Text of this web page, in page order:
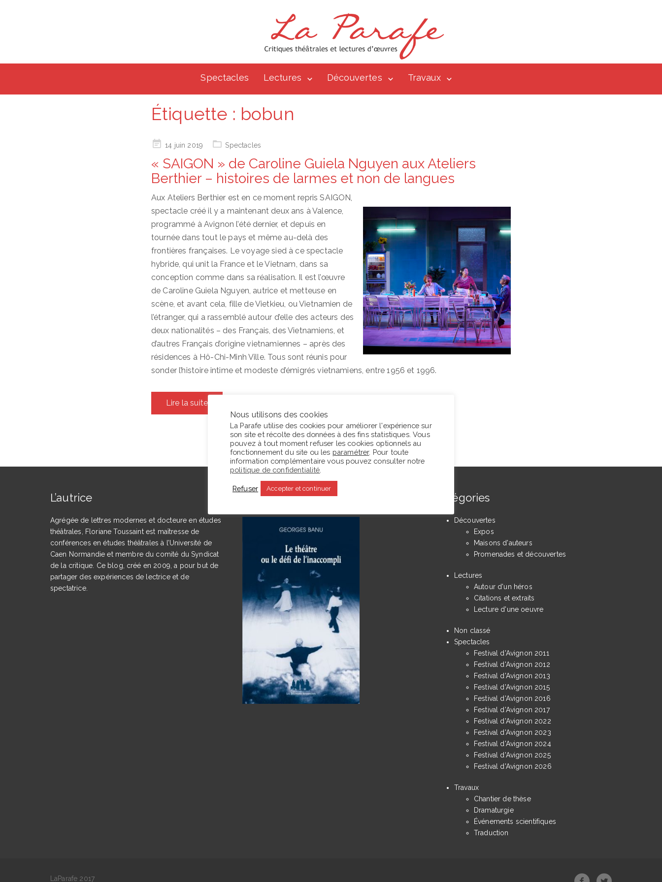
Spectacles Lectures Découvertes Travaux
Étiquette : bobun
Posted14 juin 2019 Spectacles
« SAIGON » de Caroline Guiela Nguyen aux Ateliers
Berthier – histoires de larmes et non de langues
Aux Ateliers Berthier est en ce moment repris SAIGON,
spectacle créé il y a maintenant deux ans à Valence,
programmé à Avignon l’été dernier, et depuis en
tournée dans tout le pays et même au-delà des
frontières françaises. Le voyage sied à ce spectacle
hybride, qui unit la France et le Vietnam, dans sa
conception comme dans sa réalisation. Il est l’œuvre
de Caroline Guiela Nguyen, autrice et metteuse en
scène, et avant cela, fille de Vietkieu, ou Vietnamien de
l’étranger, qui a rassemblé autour d’elle des acteurs des
deux nationalités – des Français, des Vietnamiens, et
d’autres Français d’origine vietnamiennes – après des
résidences à Hô-Chi-Minh Ville. Tous sont réunis pour
sonder l’histoire intime et modeste d’émigrés vietnamiens, entre 1956 et 1996.
Lire la suite
L’autrice
Agrégée de lettres modernes et docteure en études
théâtrales, Floriane Toussaint est maîtresse de
conférences en études théâtrales à l’Université de
Caen Normandie et membre du comité du Syndicat
de la critique. Ce blog, créé en 2009, a pour but de
partager des expériences de lectrice et de
spectatrice.
En ce moment La Parafe lit : Catégories
Découvertes
Expos
Maisons d'auteurs
Promenades et découvertes
Lectures
Autour d'un héros
Citations et extraits
Lecture d'une oeuvre
Non classé
Spectacles
Festival d'Avignon 2011
Festival d'Avignon 2012
Festival d'Avignon 2013
Festival d'Avignon 2015
Festival d'Avignon 2016
Festival d'Avignon 2017
Festival d'Avignon 2022
Festival d'Avignon 2023
Festival d'Avignon 2024
Festival d'Avignon 2025
Festival d'Avignon 2026
Travaux
Chantier de thèse
Dramaturgie
Événements scientifiques
Traduction
LaParafe 2017
Nous utilisons des cookies
La Parafe utilise des cookies pour améliorer l'expérience sur
son site et récolte des données à des fins statistiques. Vous
pouvez à tout moment refuser les cookies optionnels au
fonctionnement du site ou les paramétrer. Pour toute
information complémentaire vous pouvez consulter notre
politique de confidentialité
Refuser Accepter et continuer